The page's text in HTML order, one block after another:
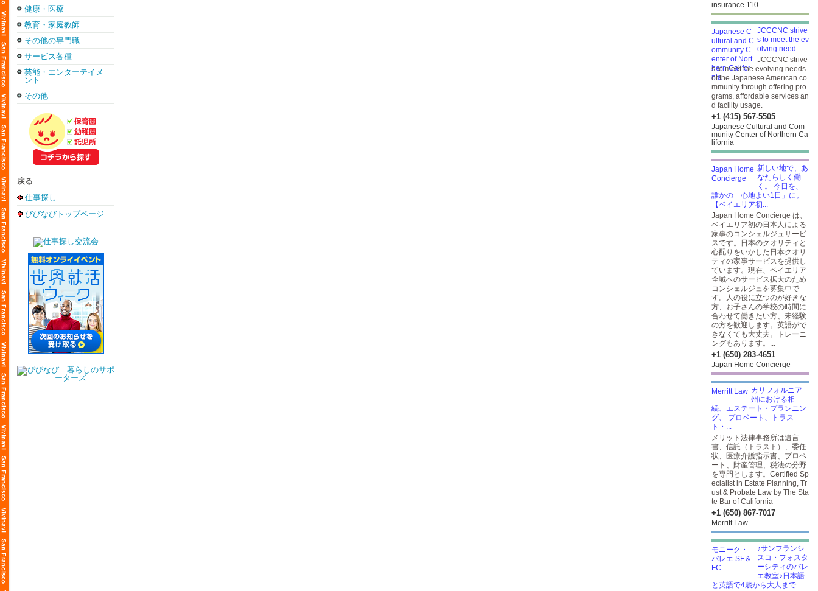
健康・医療
教育・家庭教師
その他の専門職
サービス各種
芸能・エンターテイメ
ント
その他
戻る
仕事探し
びびなびトップページ
insurance 110
JCCCNC strive
s to meet the ev
olving need...
JCCCNC strive
s to meet the evolving needs
of the Japanese American co
mmunity through offering pro
grams, affordable services an
d facility usage.
+1 (415) 567-5505
Japanese Cultural and Com
munity Center of Northern Ca
lifornia
新しい地で、あ
なたらしく働
く。 今日を、
誰かの「心地よい1日」に。
【ベイエリア初...
Japan Home Concierge は、
ベイエリア初の日本人による
家事のコンシェルジュサービ
スです。日本のクオリティと
心配りをいかした日本クオリ
ティの家事サービスを提供し
ています。現在、ベイエリア
全域へのサービス拡大のため
コンシェルジュを募集中で
す。人の役に立つのが好きな
方、お子さんの学校の時間に
合わせて働きたい方、未経験
の方を歓迎します。英語がで
きなくても大丈夫。トレーニ
ングもあります。...
+1 (650) 283-4651
Japan Home Concierge
カリフォルニア
州における相
続、エステート・プランニン
グ、 プロベート、トラス
ト・...
メリット法律事務所は遺言
書、信託（トラスト）、委任
状、医療介護指示書、プロベ
ート、財産管理、税法の分野
を専門とします。Certified Sp
ecialist in Estate Planning, Tr
ust & Probate Law by The Sta
te Bar of California
+1 (650) 867-7017
Merritt Law
♪サンフランシ
スコ・フォスタ
ーシティのバレ
エ教室♪日本語
と英語で4歳から大人まで...